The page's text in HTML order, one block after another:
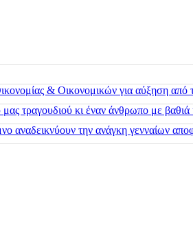
& Οικονομικών για αύξηση
τραγουδιού κι έναν άνθρωπο με βαθιά
αναδεικνύουν την ανάγκη γενναίων